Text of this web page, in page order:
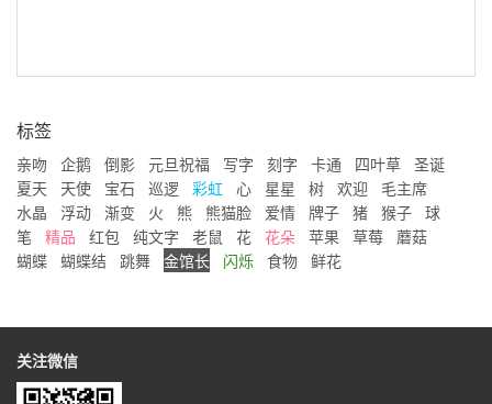
标签
亲吻 企鹅 倒影 元旦祝福 写字 刻字 卡通 四叶草 圣诞
夏天
天使 宝石 巡逻 彩虹 心 星星 树 欢迎
毛主席
水晶
浮动 渐变 火 熊 熊猫脸 爱情 牌子 猪 猴子 球
笔 精品 红包 纯文字 老鼠 花 花朵 苹果 草莓 蘑菇
蝴蝶 蝴蝶结 跳舞 金馆长 闪烁 食物 鲜花
关注微信